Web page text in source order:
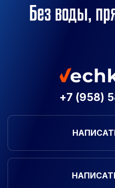
Без воды,
+7 (958)